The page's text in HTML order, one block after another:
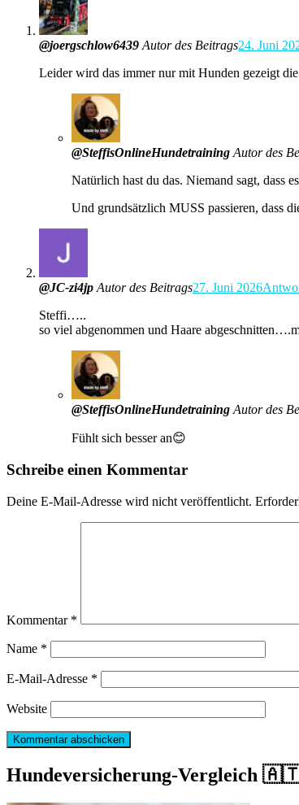
@joergschlow6439 Autor des Beitrags24. Juni
Leider wird das immer nur mit Hunden gezeigt
@SteffisOnlineHundetraining Autor des
Natürlich hast du das. Niemand sagt, dass
Und grundsätzlich MUSS passieren, dass
@JC-zi4jp Autor des Beitrags27. Juni 2026
Steffi…..
so viel abgenommen und Haare
@SteffisOnlineHundetraining Autor des
Fühlt sich besser an😊
Schreibe einen Kommentar
Deine E-Mail-Adresse wird nicht veröffentlicht.
Kommentar *
Name *
E-Mail-Adresse *
Website
Hundeversicherung-Vergleich